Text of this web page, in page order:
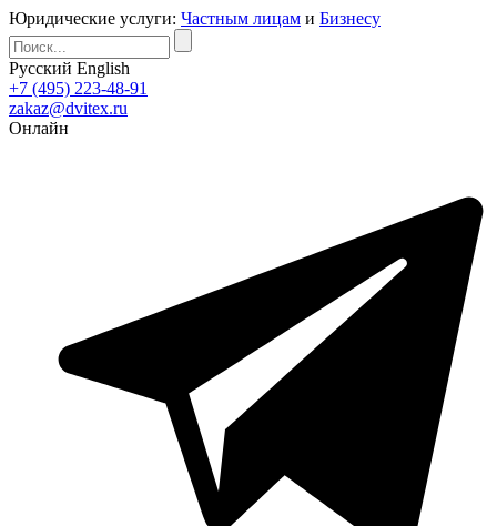
Юридические услуги: Частным лицам и Бизнесу
Русский English
+7 (495) 223-48-91
zakaz@dvitex.ru
Онлайн